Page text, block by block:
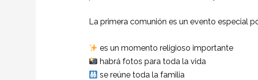
La primera comunión es un evento especial
es un momento religioso importante
habrá fotos para toda la vida
se reúne toda la familia